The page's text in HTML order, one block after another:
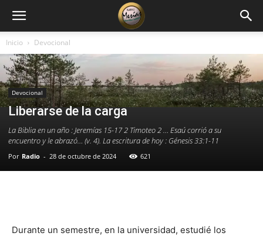
Inicio Devocional
Devocional
Liberarse de la carga
La Biblia en un año : Jeremías 15-17 2 Timoteo 2 … Esaú corrió a su
encuentro y le abrazó… (v. 4). La escritura de hoy : Génesis 33:1-11
Por Radio - 28 de octubre de 2024 621
Durante un semestre, en la universidad, estudié los